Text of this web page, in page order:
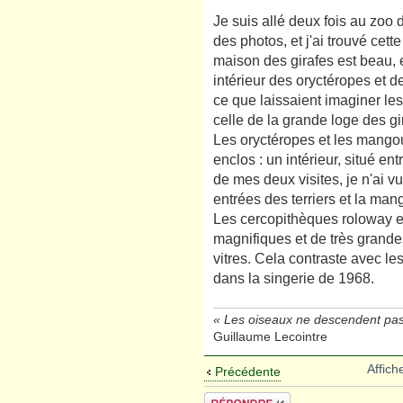
Je suis allé deux fois au zoo
des photos, et j'ai trouvé
maison des girafes est
intérieur des oryctéropes et
ce que laissaient imaginer
celle de la grande loge des
Les oryctéropes et les
enclos : un intérieur, situé
de mes deux visites, je n'ai
entrées des terriers et la
Les cercopithèques roloway
magnifiques et de très
vitres. Cela contraste avec
dans la singerie de 1968.
« Les oiseaux ne descendent
Guillaume Lecointre
Précédente